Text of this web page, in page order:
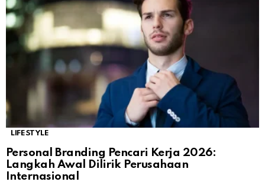
LIFESTYLE
Personal Branding Pencari Kerja 2026:
Langkah Awal Dilirik Perusahaan
Internasional